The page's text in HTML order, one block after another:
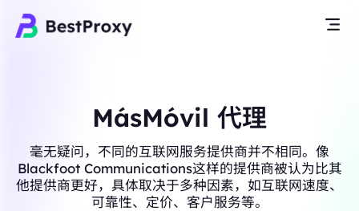
MásMóvil 代理
毫无疑问，不同的互联网服务提供商并不相同。像
Blackfoot Communications这样的提供商被认为比其
他提供商更好，具体取决于多种因素，如互联网速度、
可靠性、定价、客户服务等。